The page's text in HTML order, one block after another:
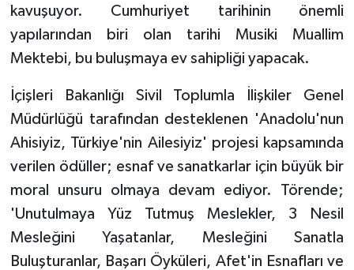
kavuşuyor. Cumhuriyet tarihinin önemli
yapılarından biri olan tarihi Musiki Muallim
Mektebi, bu buluşmaya ev sahipliği yapacak.
İçişleri Bakanlığı Sivil Toplumla İlişkiler Genel
Müdürlüğü tarafından desteklenen 'Anadolu'nun
Ahisiyiz, Türkiye'nin Ailesiyiz' projesi kapsamında
verilen ödüller; esnaf ve sanatkarlar için büyük bir
moral unsuru olmaya devam ediyor. Törende;
'Unutulmaya Yüz Tutmuş Meslekler, 3 Nesil
Mesleğini Yaşatanlar, Mesleğini Sanatla
Buluşturanlar, Başarı Öyküleri, Afet'in Esnafları ve